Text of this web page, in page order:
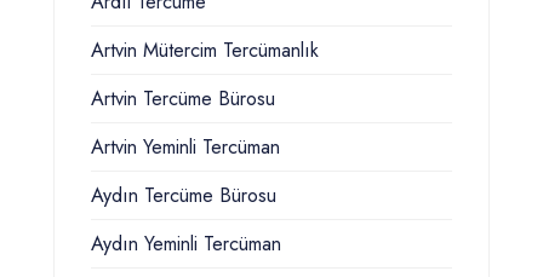
Artvin Mütercim Tercümanlık
Artvin Tercüme Bürosu
Artvin Yeminli Tercüman
Aydın Tercüme Bürosu
Aydın Yeminli Tercüman